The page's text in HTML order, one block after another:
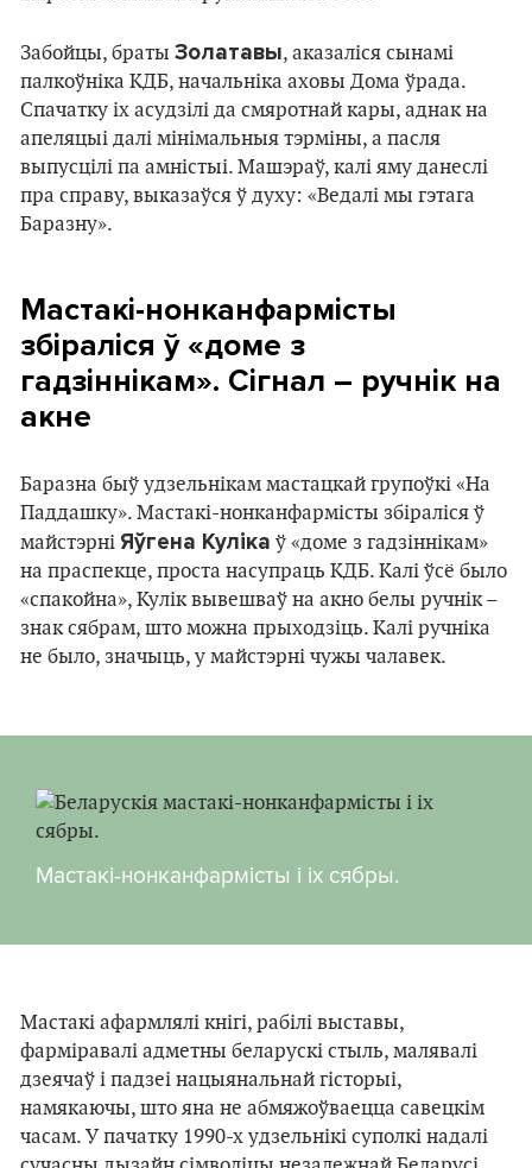
Забойцы, браты Золатавы, аказаліся сынамі
палкоўніка КДБ, начальніка аховы Дома ўрада.
Спачатку іх асудзілі да смяротнай кары, аднак на
апеляцыі далі мінімальныя тэрміны, а пасля
выпусцілі па амністыі. Машэраў, калі яму данеслі
пра справу, выказаўся ў духу: «Ведалі мы гэтага
Баразну».
Мастакі-нонканфармісты
збіраліся ў «доме з
гадзіннікам». Сігнал – ручнік на
акне
Баразна быў удзельнікам мастацкай групоўкі «На
Паддашку». Мастакі-нонканфармісты збіраліся ў
майстэрні Яўгена Куліка ў «доме з гадзіннікам»
на праспекце, проста насупраць КДБ. Калі ўсё было
«спакойна», Кулік вывешваў на акно белы ручнік –
знак сябрам, што можна прыходзіць. Калі ручніка
не было, значыць, у майстэрні чужы чалавек.
Мастакі-нонканфармісты і іх сябры.
Мастакі афармлялі кнігі, рабілі выставы,
фарміравалі адметны беларускі стыль, малявалі
дзеячаў і падзеі нацыянальнай гісторыі,
намякаючы, што яна не абмяжоўваецца савецкім
часам. У пачатку 1990-х удзельнікі суполкі надалі